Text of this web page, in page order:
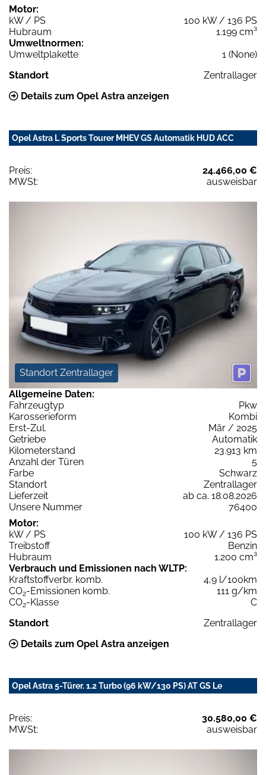
Motor:
kW / PS
100 kW / 136 PS
Hubraum
1.199 cm³
Umweltnormen:
Umweltplakette
1 (None)
Standort
Zentrallager
Details zum Opel Astra anzeigen
Opel Astra L Sports Tourer MHEV GS Automatik HUD ACC
Preis:
24.466,00 €
MWSt:
ausweisbar
Standort Zentrallager
Allgemeine Daten:
Fahrzeugtyp
Pkw
Karosserieform
Kombi
Erst-Zul.
Mär / 2025
Getriebe
Automatik
Kilometerstand
23.913 km
Anzahl der Türen
5
Farbe
Schwarz
Standort
Zentrallager
Lieferzeit
ab ca. 18.08.2026
Unsere Nummer
76400
Motor:
kW / PS
100 kW / 136 PS
Treibstoff
Benzin
Hubraum
1.200 cm³
Verbrauch und Emissionen nach WLTP:
Kraftstoffverbr. komb.
4,9 l/100km
CO2-Emissionen komb.
111 g/km
CO2-Klasse
C
Standort
Zentrallager
Details zum Opel Astra anzeigen
Opel Astra 5-Türer. 1.2 Turbo (96 kW/130 PS) AT GS Le
Preis:
30.580,00 €
MWSt:
ausweisbar